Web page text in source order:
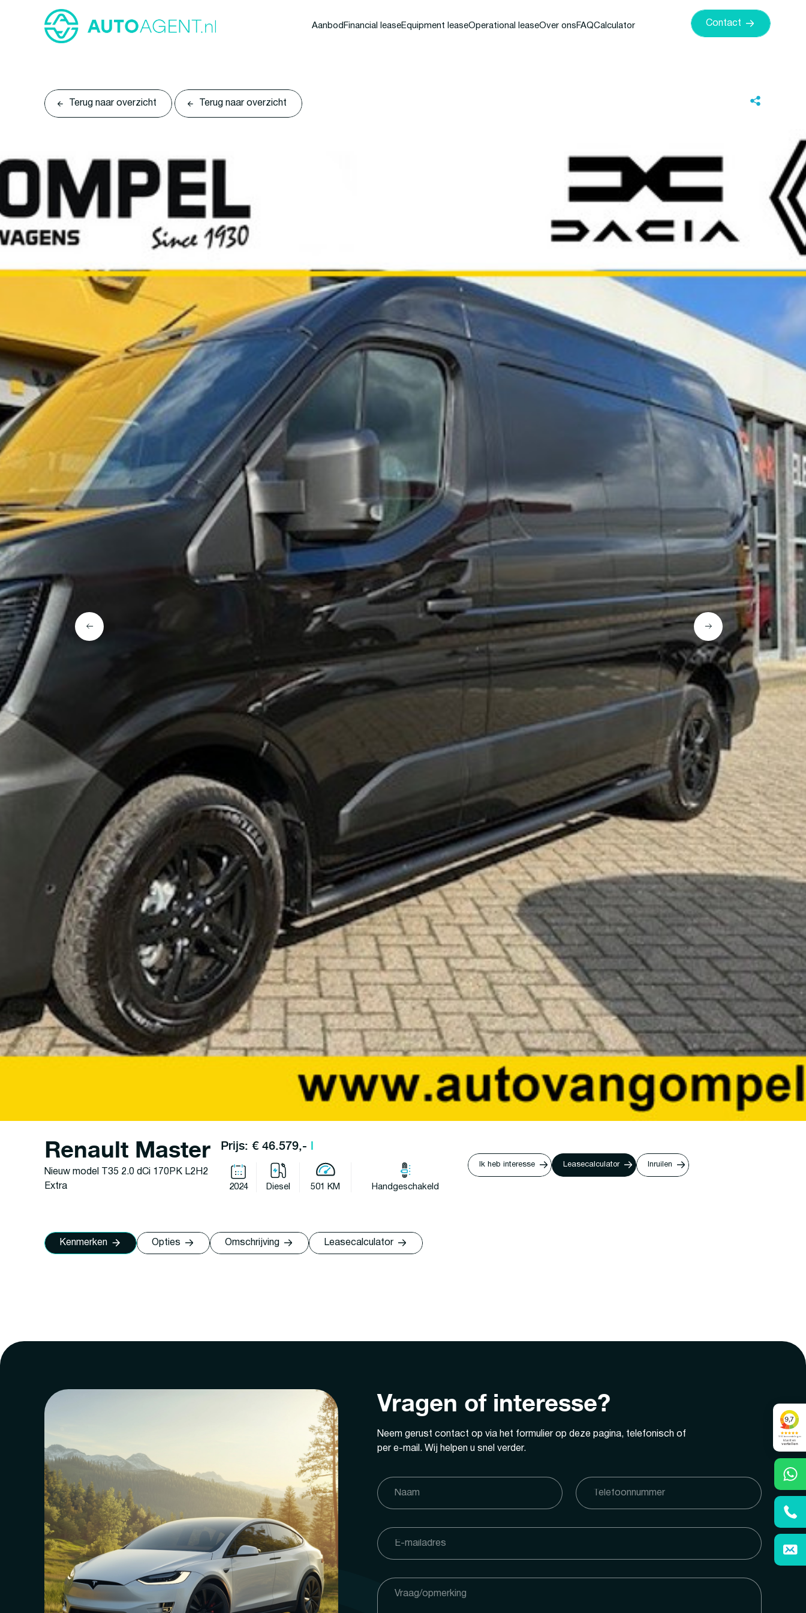
Aanbod Financial leaseEquipment leaseOperational leaseOver ons FAQCalculator Contact
Terug naar overzicht Terug naar overzicht
Renault Master
Nieuw model T35 2.0 dCi 170PK L2H2
Extra
Prijs: € 46.579,- l
2024 Diesel 501 KM Handgeschakeld
Ik heb interesse Leasecalculator Inruilen
Kenmerken Opties Omschrijving Leasecalculator
Vragen of interesse?
Neem gerust contact op via het formulier op deze pagina, telefonisch of
per e-mail. Wij helpen u snel verder.